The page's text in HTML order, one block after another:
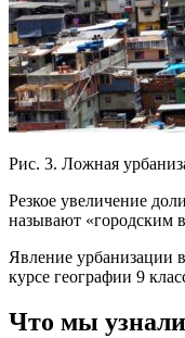
Рис. 3. Ложная
Резкое увеличение
называют «городским
Явление урбанизации
курсе географии 9
Что мы